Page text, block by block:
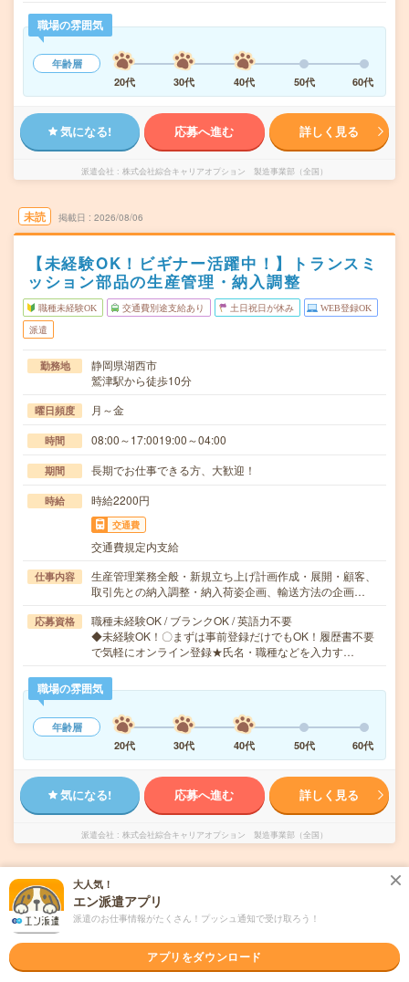
職場の雰囲気
年齢層
20代
30代 40代 50代 60代
気になる! 応募へ進む 詳しく見る
派遣会社 株式会社綜合キャリアオプション 製造事業部（全国）
未読 掲載日 2026/08/06
【未経験OK！ビギナー活躍中！】トランスミ
ッション部品の生産管理・納入調整
職種未経験OK 交通費別途支給あり 土日祝日が休み WEB登録OK
派遣
勤務地
静岡県湖西市
鷲津駅から徒歩10分
曜日頻度 月～金
時間 08:00～17:0019:00～04:00
期間 長期でお仕事できる方、大歓迎！
時給 時給2200円
交通費
交通費規定内支給
仕事内容
生産管理業務全般・新規立ち上げ計画作成・展開・顧客、
取引先との納入調整・納入荷姿企画、輸送方法の企画…
応募資格
職種未経験OK / ブランクOK / 英語力不要
◆未経験OK！〇まずは事前登録だけでもOK！履歴書不要
で気軽にオンライン登録★氏名・職種などを入力す…
職場の雰囲気
年齢層
20代
30代 40代 50代 60代
気になる! 応募へ進む 詳しく見る
派遣会社 株式会社綜合キャリアオプション 製造事業部（全国）
未読 掲載日 2026/08/06
【未経験OK！】組立・加工・食品製造など/
日払いOK
職種未経験OK 交通費別途支給あり 土日祝日が休み WEB登録OK
大人気！
エン派遣アプリ
派遣のお仕事情報がたくさん！プッシュ通知で受け取ろう！
アプリをダウンロード